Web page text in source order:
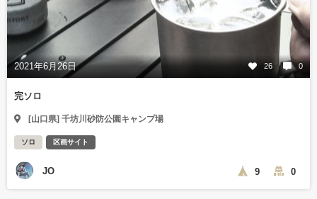
2021年6月26日 26 0
完ソロ
[山口県] 千坊川砂防公園キャンプ場
ソロ 区画サイト
JO 9 0